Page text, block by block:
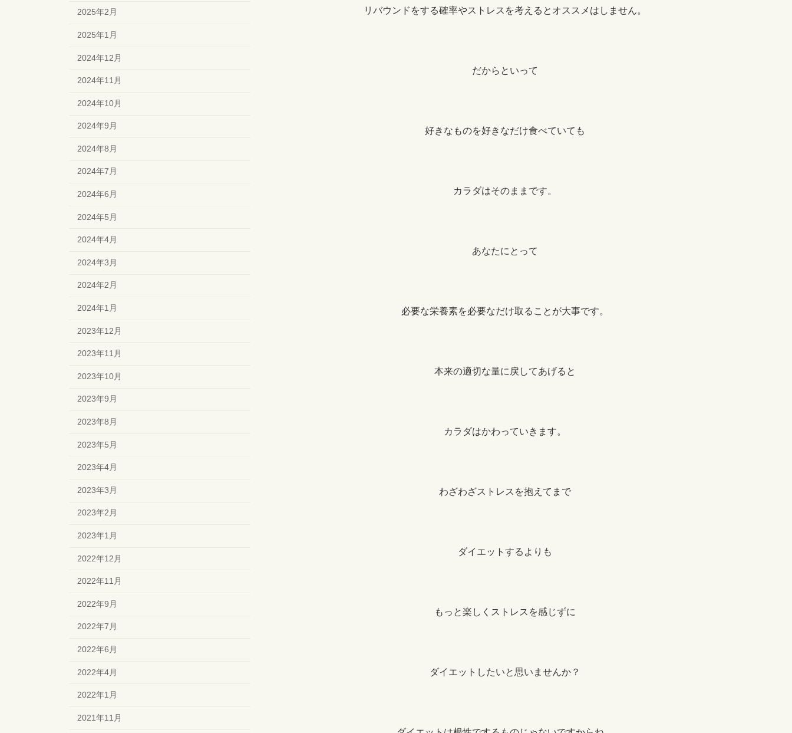
リバウンドをする確率やストレスを考えるとオススメはしません。
だからといって
好きなものを好きなだけ食べていても
カラダはそのままです。
あなたにとって
必要な栄養素を必要なだけ取ることが大事です。
本来の適切な量に戻してあげると
カラダはかわっていきます。
わざわざストレスを抱えてまで
ダイエットするよりも
もっと楽しくストレスを感じずに
ダイエットしたいと思いませんか？
2025年2月
2025年1月
2024年12月
2024年11月
2024年10月
2024年9月
2024年8月
2024年7月
2024年6月
2024年5月
2024年4月
2024年3月
2024年2月
2024年1月
2023年12月
2023年11月
2023年10月
2023年9月
2023年8月
2023年5月
2023年4月
2023年3月
2023年2月
2023年1月
2022年12月
2022年11月
2022年9月
2022年7月
2022年6月
2022年4月
2022年1月
2021年11月